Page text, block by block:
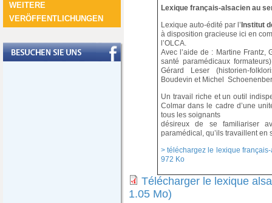
WEITERE
VERÖFFENTLICHUNGEN
Lexique français-alsacien au
Lexique auto-édité par l’ Institut
à disposition gracieuse ici en
l’OLCA.
Avec l’aide de : Martine
santé paramédicaux
Gérard Leser (historien-
Boudevin et Michel
Un travail riche et un outil
Colmar dans le cadre d’une
tous les soignants
désireux de se familiariser
paramédical, qu’ils travaillent
> téléchargez le lexique
972 Ko
Télécharger le lexique
1.05 Mo)